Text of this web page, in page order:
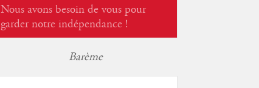
Nous avons besoin de vous pour
garder notre indépendance !
Barème